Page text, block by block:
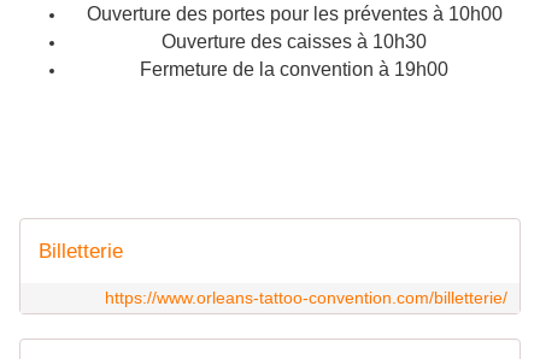
Ouverture des portes pour les préventes à 10h00
Ouverture des caisses à 10h30
Fermeture de la convention à 19h00
Billetterie
https://www.orleans-tattoo-convention.com/billetterie/